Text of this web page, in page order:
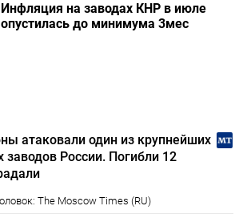
Инфляция на заводах КНР в июле
опустилась до минимума 3мес